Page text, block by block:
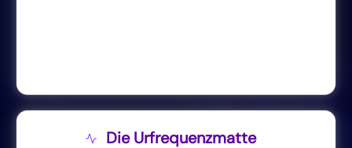
Die Urfrequenzmatte